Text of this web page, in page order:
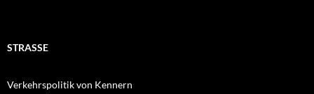
STRASSE
Verkehrspolitik von Kennern